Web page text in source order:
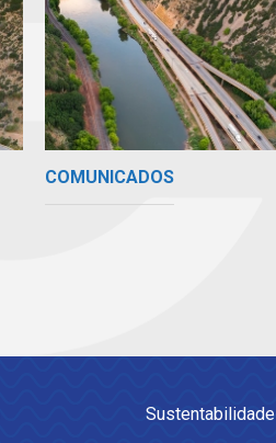
COMUNICADOS
Sustentabilidade